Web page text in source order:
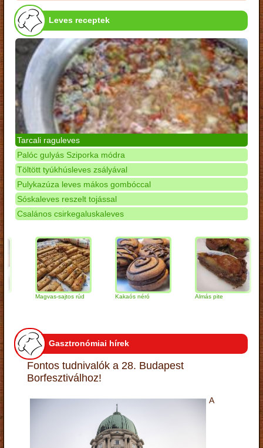
Leves receptek
Tarcali raguleves
Palóc gulyás Sziporka módra
Töltött tyúkhúsleves zsályával
Pulykazúza leves mákos gombóccal
Sóskaleves reszelt tojással
Csalános csirkegaluskaleves
Magvas-sajtos rúd Kakaós néró Almás pite
Gasztronómiai hírek
Fontos tudnivalók a 28. Budapest
Borfesztiválhoz!
A